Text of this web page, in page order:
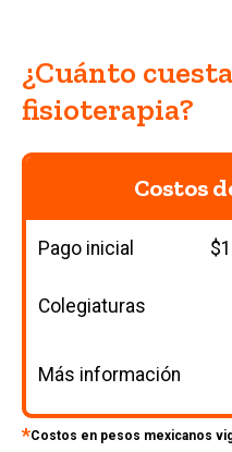
¿Cuánto
fisioterapia?
Costos
Pago inicial
Colegiaturas
Más información
*Costos en pesos mexicanos